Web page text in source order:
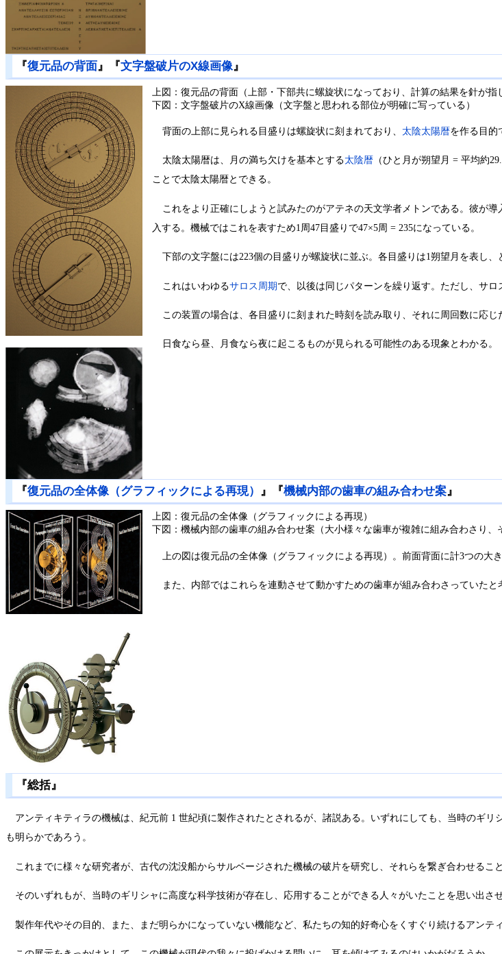
『復元品の背面』『文字盤破片のX線画像』
上図：復元品の背面（上部・下部共に螺旋状になっており、計算の結果を針が
下図：文字盤破片のX線画像（文字盤と思われる部位が明確に写っている）
背面の上部に見られる目盛りは螺旋状に刻まれており、 太陰太陽暦を作る目的
太陰太陽暦は、月の満ち欠けを基本とする太陰暦（ひと月が朔望月 = 平均約
ことで太陰太陽暦とできる。
これをより正確にしようと試みたのがアテネの天文学者メトンである。彼が
入する。機械ではこれを表すため1周47目盛りで47×5周 = 235になっている。
下部の文字盤には223個の目盛りが螺旋状に並ぶ。各目盛りは1朔望月を表し、
これはいわゆるサロス周期で、以後は同じパターンを繰り返す。ただし、サ
この装置の場合は、各目盛りに刻まれた時刻を読み取り、それに周回数に応じ
日食なら昼、月食なら夜に起こるものが見られる可能性のある現象とわかる。
『復元品の全体像（グラフィックによる再現） 』『機械内部の歯車の組み合わせ案 』
上図：復元品の全体像（グラフィックによる再現）
下図：機械内部の歯車の組み合わせ案（大小様々な歯車が複雑に組み合わさり、
上の図は復元品の全体像（グラフィックによる再現）。前面背面に計3つの大
また、内部ではこれらを連動させて動かすための歯車が組み合わさっていたと
『総括』
アンティキティラの機械は、紀元前 1 世紀頃に製作されたとされるが、諸説ある。いずれにしても、当時のギ
も明らかであろう。
これまでに様々な研究者が、古代の沈没船からサルベージされた機械の破片を研究し、それらを繋ぎ合わせるこ
そのいずれもが、当時のギリシャに高度な科学技術が存在し、応用することができる人々がいたことを思い出さ
製作年代やその目的、また、まだ明らかになっていない機能など、私たちの知的好奇心をくすぐり続けるアンテ